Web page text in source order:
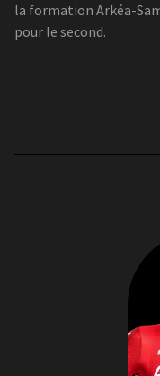
la formation Arkéa-
pour le second.